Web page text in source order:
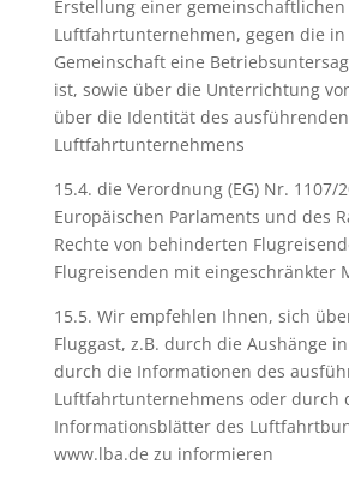
Erstellung einer
Luftfahrtunternehmen, gegen die
Gemeinschaft eine
ist, sowie über die Unterrichtung
über die Identität des ausführenden
Luftfahrtunternehmens
15.4. die Verordnung (EG) Nr. 1107/
Europäischen Parlaments und des
Rechte von behinderten
Flugreisenden mit eingeschränkter
15.5. Wir empfehlen Ihnen, sich
Fluggast, z.B. durch die Aushänge
durch die Informationen des
Luftfahrtunternehmens oder durch
Informationsblätter des
www.lba.de zu informieren